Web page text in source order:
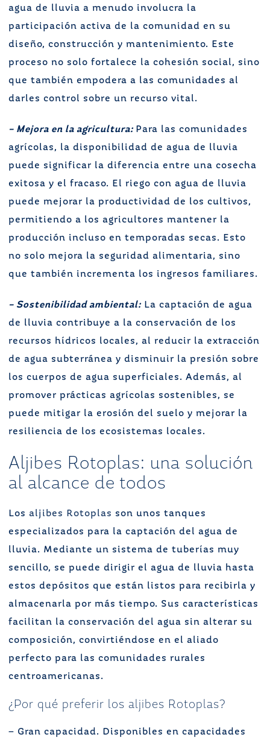
agua de lluvia a menudo involucra la
participación activa de la comunidad en su
diseño, construcción y mantenimiento. Este
proceso no solo fortalece la cohesión social, sino
que también empodera a las comunidades al
darles control sobre un recurso vital.
– Mejora en la agricultura: Para las comunidades
agrícolas, la disponibilidad de agua de lluvia
puede significar la diferencia entre una cosecha
exitosa y el fracaso. El riego con agua de lluvia
puede mejorar la productividad de los cultivos,
permitiendo a los agricultores mantener la
producción incluso en temporadas secas. Esto
no solo mejora la seguridad alimentaria, sino
que también incrementa los ingresos familiares.
– Sostenibilidad ambiental:La captación de agua
de lluvia contribuye a la conservación de los
recursos hídricos locales, al reducir la extracción
de agua subterránea y disminuir la presión sobre
los cuerpos de agua superficiales. Además, al
promover prácticas agrícolas sostenibles, se
puede mitigar la erosión del suelo y mejorar la
resiliencia de los ecosistemas locales.
Aljibes Rotoplas: una solución
al alcance de todos
Los aljibes Rotoplas son unos tanques
especializados para la captación del agua de
lluvia. Mediante un sistema de tuberías muy
sencillo, se puede dirigir el agua de lluvia hasta
estos depósitos que están listos para recibirla y
almacenarla por más tiempo. Sus características
facilitan la conservación del agua sin alterar su
composición, convirtiéndose en el aliado
perfecto para las comunidades rurales
centroamericanas.
¿Por qué preferir los aljibes Rotoplas?
– Gran capacidad. Disponibles en capacidades